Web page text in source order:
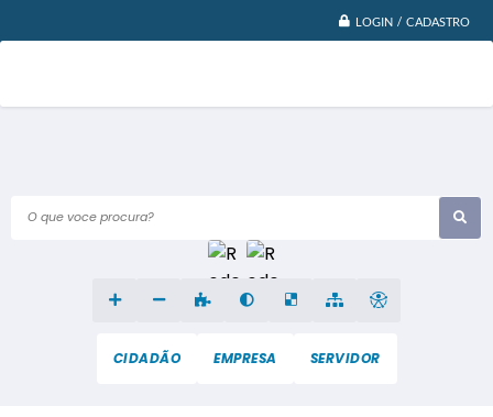
LOGIN / CADASTRO
O que voce procura?
CIDADÃO EMPRESA SERVIDOR